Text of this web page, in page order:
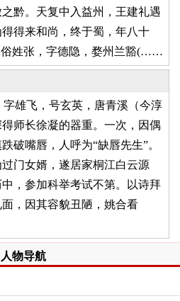
黔。天复中入益州，王建礼遇
得来和尚，终于蜀，年八十
俗姓张，字德隐，婺州兰豁(……
雄飞，号玄英，唐青溪（今淳
师长徐凝的器重。一次，因偶
破嘴唇，人呼为“缺唇先生”。
门女婿，遂居家桐江白云源
中，参加科举考试不第。以诗拜
，因其容貌丑陋，姚合看
人物导航